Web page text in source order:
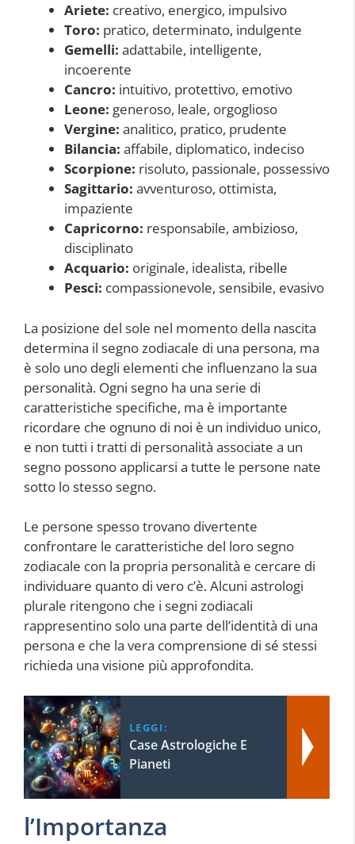
Ariete: creativo, energico, impulsivo
Toro: pratico, determinato, indulgente
Gemelli: adattabile, intelligente,
incoerente
Cancro: intuitivo, protettivo, emotivo
Leone: generoso, leale, orgoglioso
Vergine: analitico, pratico, prudente
Bilancia: affabile, diplomatico, indeciso
Scorpione: risoluto, passionale, possessivo
Sagittario: avventuroso, ottimista,
impaziente
Capricorno: responsabile, ambizioso,
disciplinato
Acquario: originale, idealista, ribelle
Pesci: compassionevole, sensibile, evasivo
La posizione del sole nel momento della nascita
determina il segno zodiacale di una persona, ma
è solo uno degli elementi che influenzano la sua
personalità. Ogni segno ha una serie di
caratteristiche specifiche, ma è importante
ricordare che ognuno di noi è un individuo unico,
e non tutti i tratti di personalità associate a un
segno possono applicarsi a tutte le persone nate
sotto lo stesso segno.
Le persone spesso trovano divertente
confrontare le caratteristiche del loro segno
zodiacale con la propria personalità e cercare di
individuare quanto di vero c’è. Alcuni astrologi
plurale ritengono che i segni zodiacali
rappresentino solo una parte dell’identità di una
persona e che la vera comprensione di sé stessi
richieda una visione più approfondita.
LEGGI:
Case Astrologiche E
Pianeti
l’Importanza